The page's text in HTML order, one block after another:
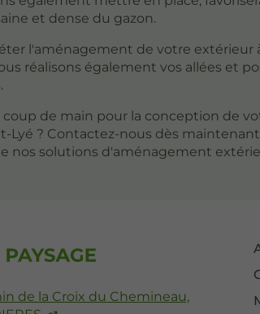
et dense du gazon.
l'aménagement de votre extérieur
réalisons également vos allées et
coup de main pour la conception de
Lyé ? Contactez-nous dès
nos solutions d'aménagement
de la Croix du Chemineau,